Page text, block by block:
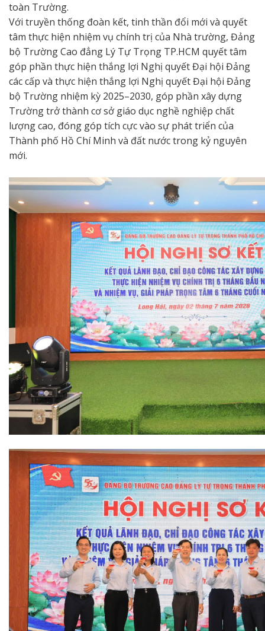
toàn Trường.
Với truyền thống đoàn kết, tinh thần đổi mới và quyết
tâm thực hiện nhiệm vụ chính trị của Nhà trường, Đảng
bộ Trường Cao đẳng Lý Tự Trọng TP.HCM quyết tâm
góp phần thực hiện thắng lợi Nghị quyết Đại hội Đảng
các cấp và thực hiện thắng lợi Nghị quyết Đại hội Đảng
bộ Trường nhiệm kỳ 2025–2030, góp phần xây dựng
Trường trở thành cơ sở giáo dục nghề nghiệp chất
lượng cao, đóng góp tích cực vào sự phát triển của
Thành phố Hồ Chí Minh và đất nước trong kỷ nguyên
mới.